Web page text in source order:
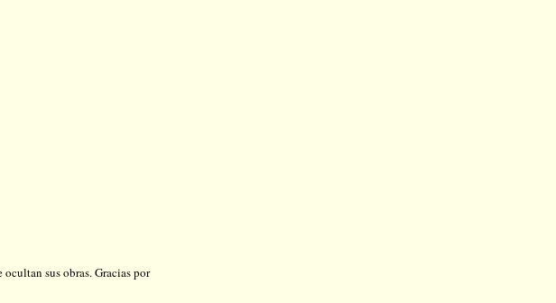
sus obras. Gracias por